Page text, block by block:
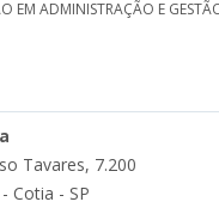
EM ADMINISTRAÇÃO E
Tavares, 7.200
Cotia - SP